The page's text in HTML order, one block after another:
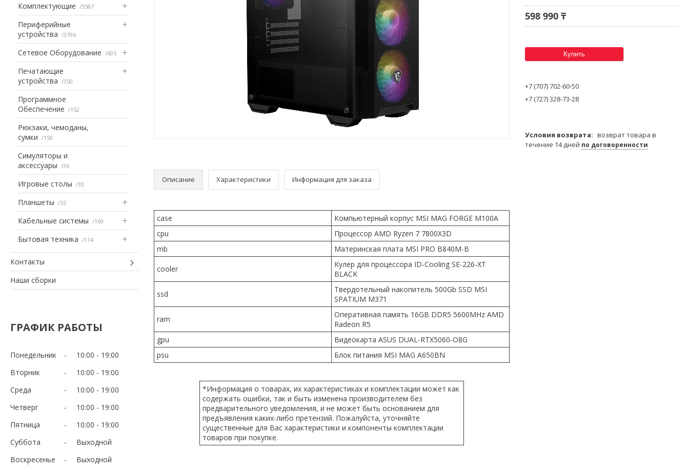
Комплектующие 3587
Периферийные
устройства
3796
Сетевое Оборудование 605
Печатающие
устройства
350
Программное
Обеспечение
152
Рюкзаки, чемоданы,
сумки
150
Симуляторы и
аксессуары
36
Игровые столы 33
Планшеты 55
Кабельные системы 169
Бытовая техника 114
Контакты
Наши сборки
ГРАФИК РАБОТЫ
Понедельник 10:00
19:00
Вторник
10:00
19:00
Среда
10:00
19:00
Четверг
10:00
19:00
Пятница
10:00
19:00
Суббота
Выходной
Воскресенье
Выходной
Описание Характеристики Информация для заказа
case
Компьютерный корпус MSI MAG FORGE M100A
cpu
Процессор AMD Ryzen 7 7800X3D
mb
Материнская плата MSI PRO B840M-B
cooler
Кулер для процессора ID-Cooling SE-226-XT
BLACK
ssd
Твердотельный накопитель 500Gb SSD MSI
SPATIUM M371
ram
Оперативная память 16GB DDR5 5600MHz AMD
Radeon R5
gpu
Видеокарта ASUS DUAL-RTX5060-O8G
psu
Блок питания MSI MAG A650BN
*Информация о товарах, их характеристиках и комплектации может как
содержать ошибки, так и быть изменена производителем без
предварительного уведомления, и не может быть основанием для
предъявления каких-либо претензий. Пожалуйста, уточняйте
существенные для Вас характеристики и компоненты комплектации
товаров при покупке.
598 990 ₸
Купить
+7 (707) 702-60-50
+7 (727) 328-73-28
возврат товара в
течение 14 дней по договоренности